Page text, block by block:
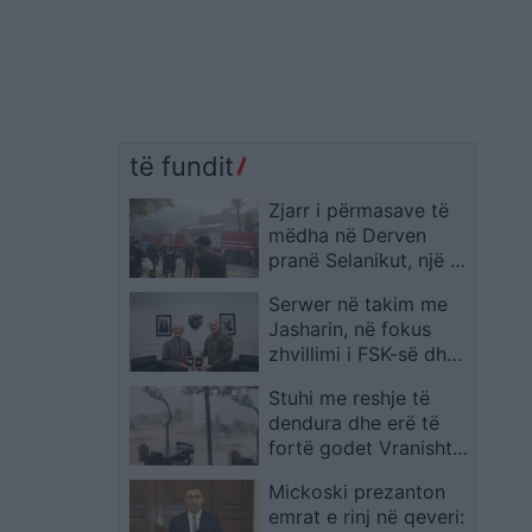
të fundit
Zjarr i përmasave të
mëdha në Derven
pranë Selanikut, një i
plagosur
Serwer në takim me
Jasharin, në fokus
zhvillimi i FSK-së dhe
Stuhi me reshje të
dendura dhe erë të
fortë godet Vranishtin
Vlorës
Mickoski prezanton
emrat e rinj në qeveri: